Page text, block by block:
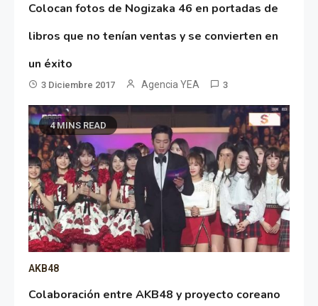
Colocan fotos de Nogizaka 46 en portadas de
libros que no tenían ventas y se convierten en
un éxito
3 Diciembre 2017 Agencia YEA 3
4 MINS READ
AKB48
Colaboración entre AKB48 y proyecto coreano